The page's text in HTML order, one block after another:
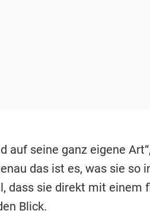
auf seine ganz eigene
das ist es, was sie so
dass sie direkt mit einem
Blick.